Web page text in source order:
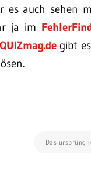
es auch sehen
ja im
QUIZmag.degibt es
Das